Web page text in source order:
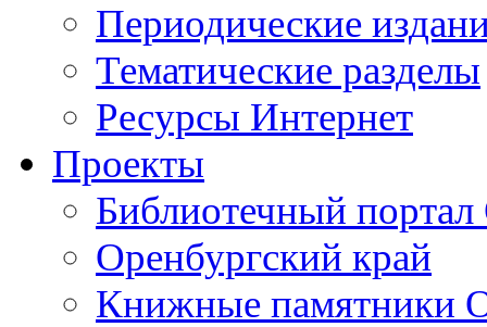
Периодические
Тематические разделы
Ресурсы Интернет
Проекты
Библиотечный портал
Оренбургский край
Книжные памятники